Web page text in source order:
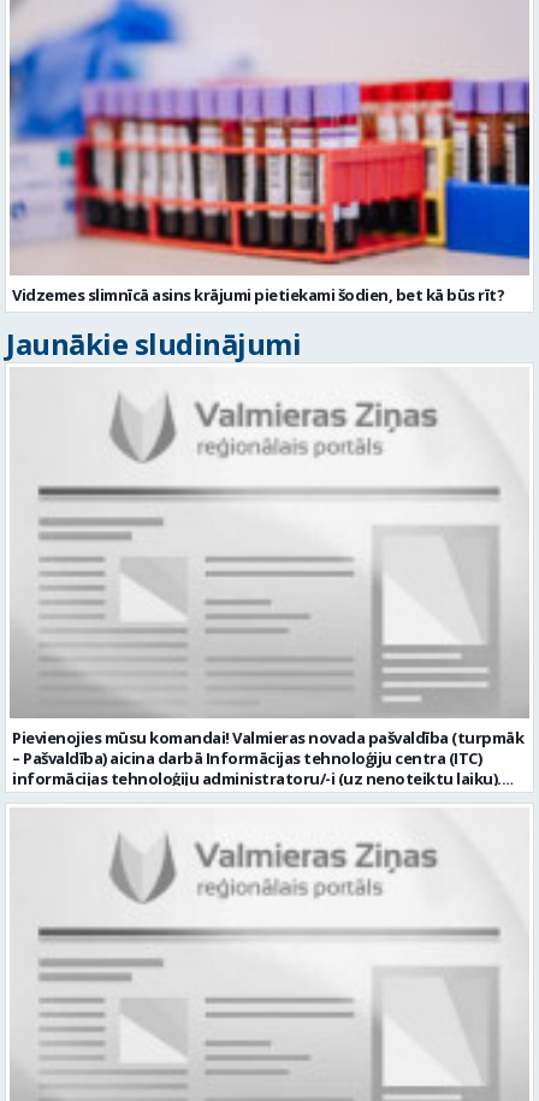
Vidzemes slimnīcā asins krājumi pietiekami šodien, bet kā būs rīt?
Jaunākie sludinājumi
Pievienojies mūsu komandai! Valmieras novada pašvaldība (turpmāk
– Pašvaldība) aicina darbā Informācijas tehnoloģiju centra (ITC)
informācijas tehnoloģiju administratoru/-i (uz nenoteiktu laiku).
Darba vieta: Rūjienas un Naukšēnu apvienību teritorijās Ja Tev ir
(turpmāk – IKT) saistīto problēmu pieteikumu pārvaldību un
operatīvu risināšanu; nodrošināt datortehnikas lietotāju atbalstu
un ar to saistīto problēmsituāciju risināšanu; uzstādīt, konfigurēt,
diagnosticēt un modernizēt Pašvaldības iestāžu datortehniku,
datortīklus un programmatūru, novērst kļūmes to darbībā;
kontrolēt ārējo pakalpojumu sniedzēju darbu izpildi Pašvaldības
iestādēs infrastruktūras uzturēšanā; sagatavot priekšlikumus par
IKT nomaiņu un efektīvāku izmantošanu; un ja Tev ir: vismaz vidējā
profesionālā izglītība informācijas tehnoloģiju jomā; darba
pieredze (ar informācijas tehnoloģijām saistītā jomā); izpratne par
datortehnikas un biroja tehnikas uzbūvi un problēmu risināšanas
secību; izpratne par datortīkla uzbūvi, tīkla iekārtu darbības
principiem; valsts valodas prasmes atbilstoši Valsts valodas likuma